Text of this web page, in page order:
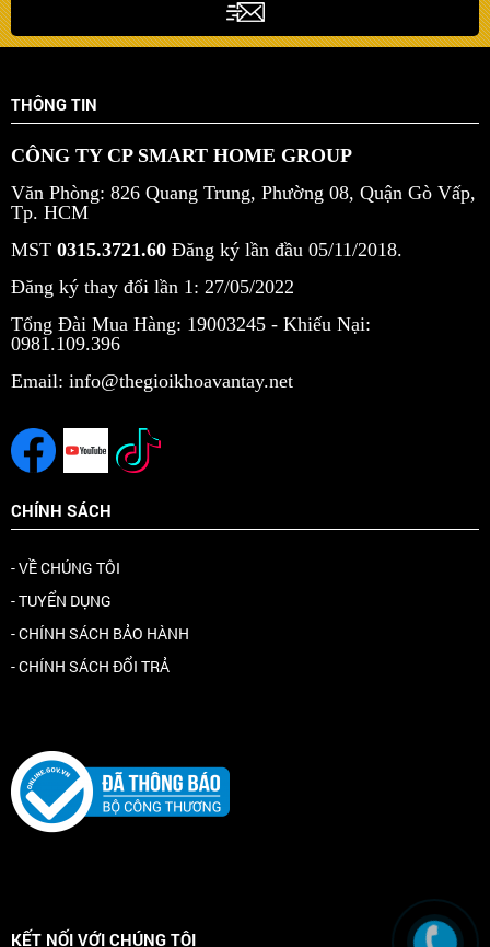
THÔNG TIN
CÔNG TY CP SMART HOME GROUP
Văn Phòng: 826 Quang Trung, Phường 08, Quận Gò Vấp,
Tp. HCM
MST 0315.3721.60 Đăng ký lần đầu 05/11/2018.
Đăng ký thay đổi lần 1: 27/05/2022
Tổng Đài Mua Hàng: 19003245 - Khiếu Nại:
0981.109.396
Email: info@thegioikhoavantay.net
CHÍNH SÁCH
- VỀ CHÚNG TÔI
- TUYỂN DỤNG
- CHÍNH SÁCH BẢO HÀNH
- CHÍNH SÁCH ĐỔI TRẢ
KẾT NỐI VỚI CHÚNG TÔI